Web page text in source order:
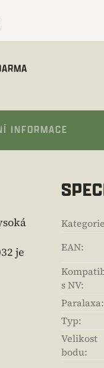
INFORMACE
je
Kategorie
EAN:
s NV:
Paralaxa:
Typ:
Velikost
bodu: